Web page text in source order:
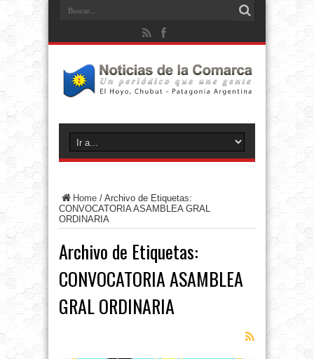
Home / Archivo de Etiquetas:
CONVOCATORIA ASAMBLEA GRAL
ORDINARIA
Archivo de Etiquetas:
CONVOCATORIA ASAMBLEA
GRAL ORDINARIA